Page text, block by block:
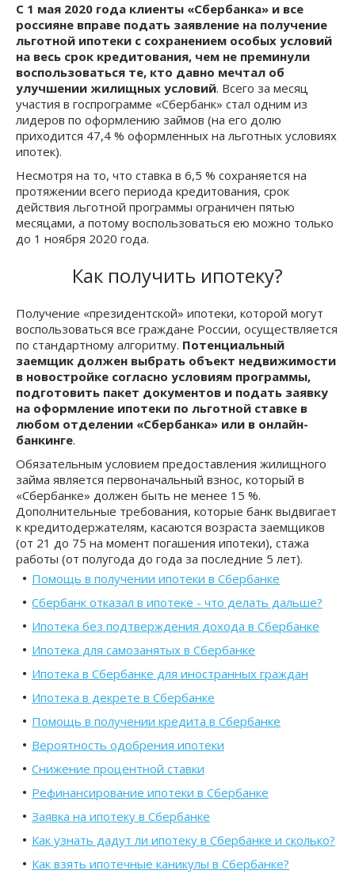
С 1 мая 2020 года клиенты «Сбербанка» и все
россияне вправе подать заявление на получение
льготной ипотеки с сохранением особых условий
на весь срок кредитования, чем не преминули
воспользоваться те, кто давно мечтал об
улучшении жилищных условий. Всего за месяц
участия в госпрограмме «Сбербанк» стал одним из
лидеров по оформлению займов (на его долю
приходится 47,4 % оформленных на льготных условиях
ипотек).
Несмотря на то, что ставка в 6,5 % сохраняется на
протяжении всего периода кредитования, срок
действия льготной программы ограничен пятью
месяцами, а потому воспользоваться ею можно только
до 1 ноября 2020 года.
Как получить ипотеку?
Получение «президентской» ипотеки, которой могут
воспользоваться все граждане России, осуществляется
по стандартному алгоритму. Потенциальный
заемщик должен выбрать объект недвижимости
в новостройке согласно условиям программы,
подготовить пакет документов и подать заявку
на оформление ипотеки по льготной ставке в
любом отделении «Сбербанка» или в онлайн-
банкинге.
Обязательным условием предоставления жилищного
займа является первоначальный взнос, который в
«Сбербанке» должен быть не менее 15 %.
Дополнительные требования, которые банк выдвигает
к кредитодержателям, касаются возраста заемщиков
(от 21 до 75 на момент погашения ипотеки), стажа
работы (от полугода до года за последние 5 лет).
Помощь в получении ипотеки в Сбербанке
Сбербанк отказал в ипотеке - что делать дальше?
Ипотека без подтверждения дохода в Сбербанке
Ипотека для самозанятых в Сбербанке
Ипотека в Сбербанке для иностранных граждан
Ипотека в декрете в Сбербанке
Помощь в получении кредита в Сбербанке
Вероятность одобрения ипотеки
Снижение процентной ставки
Рефинансирование ипотеки в Сбербанке
Заявка на ипотеку в Сбербанке
Как узнать дадут ли ипотеку в Cбербанке и сколько?
Как взять ипотечные каникулы в Сбербанке?